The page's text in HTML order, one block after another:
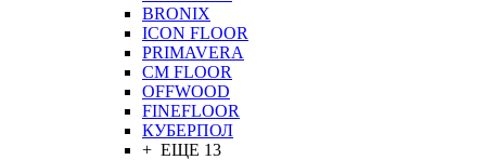
BRONIX
ICON FLOOR
PRIMAVERA
CM FLOOR
OFFWOOD
FINEFLOOR
КУБЕРПОЛ
+ ЕЩЕ 13